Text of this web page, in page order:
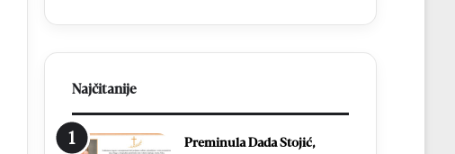
Najčitanije
Preminula Dada Stojić,